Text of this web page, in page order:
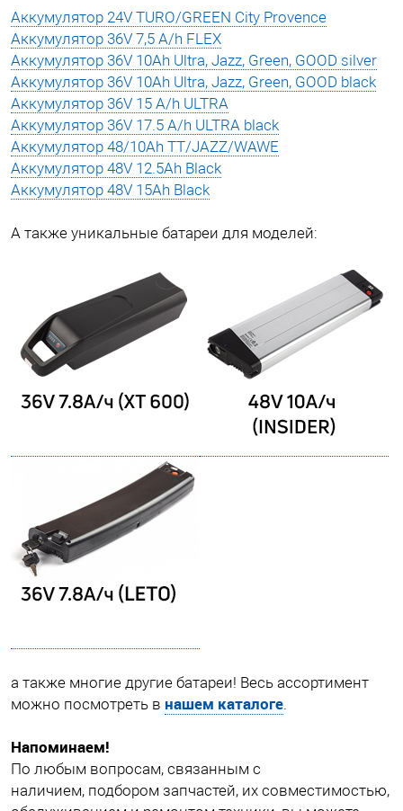
Аккумулятор 24V TURO/GREEN City Provence
Аккумулятор 36V 7,5 A/h FLEX
Аккумулятор 36V 10Ah Ultra, Jazz, Green, GOOD silver
Аккумулятор 36V 10Ah Ultra, Jazz, Green, GOOD black
Аккумулятор 36V 15 A/h ULTRA
Аккумулятор 36V 17.5 A/h ULTRA black
Аккумулятор 48/10Ah TT/JAZZ/WAWE
Аккумулятор 48V 12.5Ah Black
Аккумулятор 48V 15Ah Black
А также уникальные батареи для моделей:
а также многие другие батареи! Весь ассортимент
можно посмотреть в нашем каталоге.
Напоминаем!
По любым вопросам, связанным с
наличием, подбором запчастей, их совместимостью,